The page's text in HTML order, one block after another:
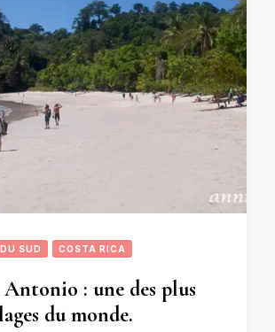
SUD COSTA RICA
: une des plus
du monde.